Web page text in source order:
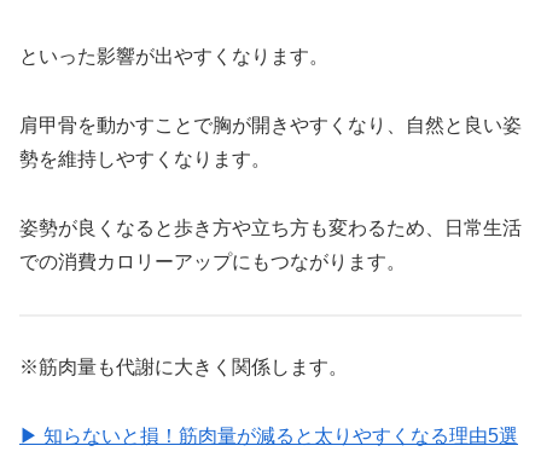
といった影響が出やすくなります。
肩甲骨を動かすことで胸が開きやすくなり、自然と良い姿
勢を維持しやすくなります。
姿勢が良くなると歩き方や立ち方も変わるため、日常生活
での消費カロリーアップにもつながります。
※筋肉量も代謝に大きく関係します。
▶ 知らないと損！筋肉量が減ると太りやすくなる理由5選